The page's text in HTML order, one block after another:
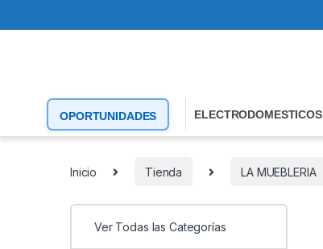
OPORTUNIDADES ELECTRODOMESTICOS
Inicio Tienda LA MUEBLERIA
Ver Todas las Categorías